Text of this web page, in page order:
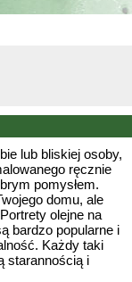
lub bliskiej osoby,
ręcznie
pomysłem.
domu, ale
olejne na
bardzo popularne i
Każdy taki
starannością i